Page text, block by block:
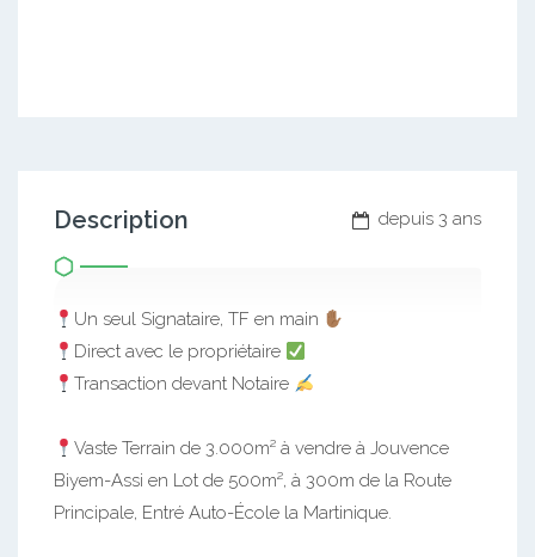
depuis 3 ans
Description
Un seul Signataire, TF en main
Direct avec le propriétaire
Transaction devant Notaire
Vaste Terrain de 3.000m² à vendre à Jouvence
Biyem-Assi en Lot de 500m², à 300m de la Route
Principale, Entré Auto-École la Martinique.